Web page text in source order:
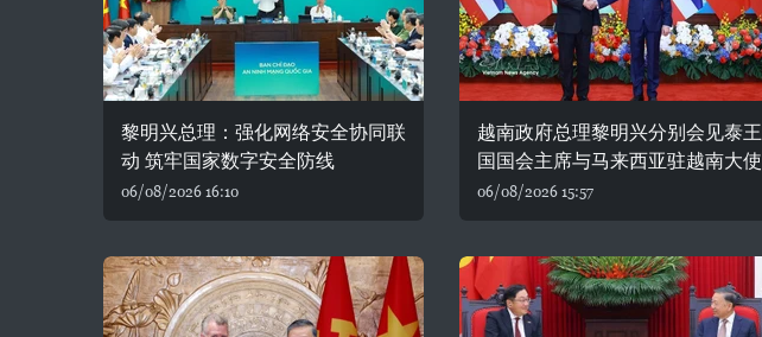
黎明兴总理：强化网络安全协同联
动 筑牢国家数字安全防线
06/08/2026 16:10
越南政府总理黎明兴分别会见泰王
国国会主席与马来西亚驻越南大使
06/08/2026 15:57